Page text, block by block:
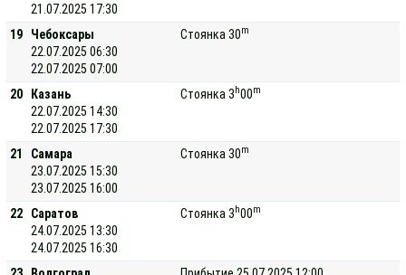
21.07.2025 17:30
19
Чебоксары
22.07.2025 06:30
22.07.2025 07:00
Стоянка 30m
20
Казань
22.07.2025 14:30
22.07.2025 17:30
Стоянка 3 h00m
21
Самара
23.07.2025 15:30
23.07.2025 16:00
Стоянка 30m
22
Саратов
24.07.2025 13:30
24.07.2025 16:30
Стоянка 3 h00m